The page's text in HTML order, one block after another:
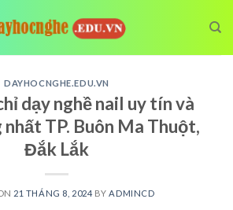
DAYHOCNGHE.EDU.VN
dạy nghề nail uy tín và
TP. Buôn Ma Thuột,
Đắk Lắk
21 THÁNG 8, 2024 BY ADMINCD